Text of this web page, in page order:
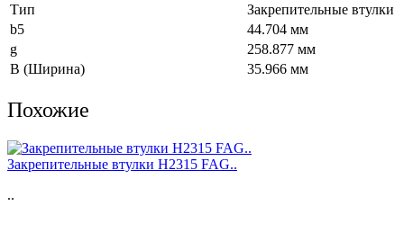
Тип
Закрепительные втулки
b5
44.704 мм
g
258.877 мм
B (Ширина)
35.966 мм
Похожие
Закрепительные втулки H2315 FAG..
..